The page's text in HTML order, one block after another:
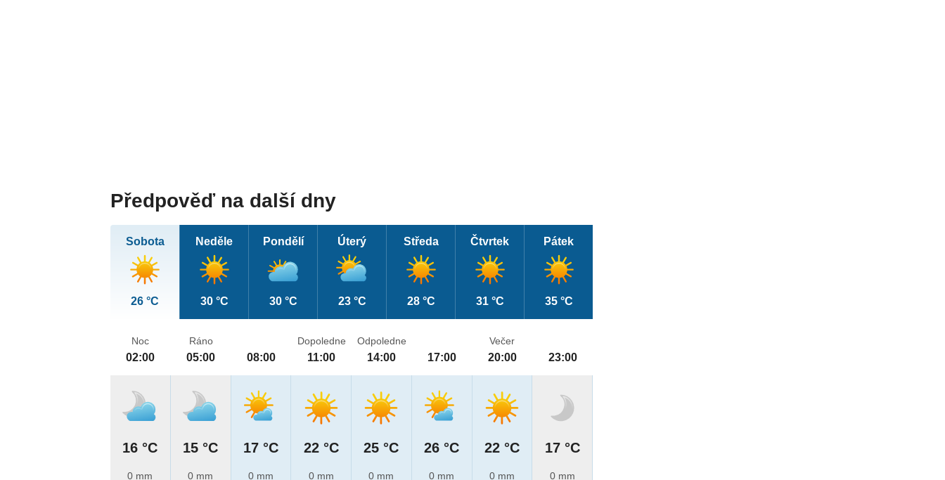
Předpověď na další dny
Sobota
26 °C
Neděle
30 °C
Pondělí
30 °C
Úterý
23 °C
Středa
28 °C
Čtvrtek
31 °C
Pátek
35 °C
Noc
02:00
16 °C
0 mm
Ráno
05:00
15 °C
0 mm
08:00
17 °C
0 mm
Dopoledne
11:00
22 °C
0 mm
Odpoledne
14:00
25 °C
0 mm
17:00
26 °C
0 mm
Večer
20:00
22 °C
0 mm
23:00
17 °C
0 mm